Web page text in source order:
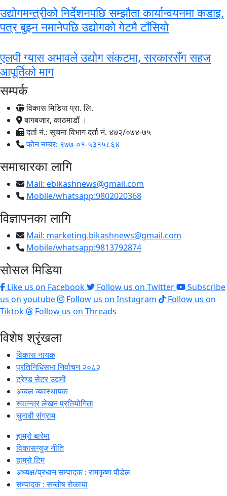
उद्योगमन्त्रीको निर्देशनपछि सम्झौता कार्यान्वयनमा कडाइ,
पत्र बुझ्न नमानेपछि उद्योगको गेटमै टाँसियो
एलपी ग्यास अभावले उद्योग संकटमा, सरकारसँग सहज
आपूर्तिको माग
सम्पर्क
विकास मिडिया प्रा. लि.
बागबजार, काठमाडौं ।
दर्ता नं.: सूचना विभाग दर्ता नं. ४७२/०७४-७५
फोन नम्बर: ९७७-०१-५३१५८६४
समाचारका लागि
Mail: ebikashnews@gmail.com
Mobile/whatsapp:9802020368
विज्ञापनका लागि
Mail: marketing.bikashnews@gmail.com
Mobile/whatsapp:9813792874
सोसल मिडिया
Like us on Facebook Follow us on Twitter
Subscribe
us on youtube
Follow us on Instagram
Follow us on
Tiktok
Follow us on Threads
विशेष श्रृंखला
विकास नायक
प्रतिनिधिसभा निर्वाचन २०८२
ट्रेण्ड सेटर उद्यमी
अव्बल व्यवस्थापक
स्वतन्त्र लेखन प्रतियोगिता
चुनावी संग्राम
हाम्रो बारेमा
विकासन्युज नीति
हाम्रो टिम
अध्यक्ष/प्रधान सम्पादक : रामकृष्ण पौडेल
सम्पादक : सन्तोष रोकाया